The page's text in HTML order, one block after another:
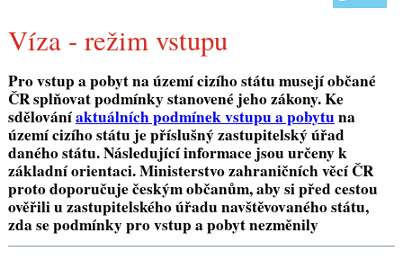
Víza - režim vstupu
Pro vstup a pobyt na území cizího státu musejí občané
ČR splňovat podmínky stanovené jeho zákony. Ke
sdělováníaktuálních podmínek vstupu a pobytuna
území cizího státu je příslušný zastupitelský úřad
daného státu. Následující informace jsou určeny k
základní orientaci. Ministerstvo zahraničních věcí ČR
proto doporučuje českým občanům, aby si před cestou
ověřili u zastupitelského úřadu navštěvovaného státu,
zda se podmínky pro vstup a pobyt nezměnily